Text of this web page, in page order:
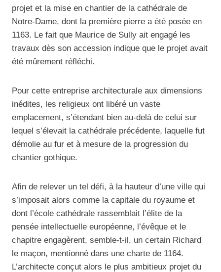
projet et la mise en chantier de la cathédrale de
Notre-Dame, dont la première pierre a été posée en
1163. Le fait que Maurice de Sully ait engagé les
travaux dès son accession indique que le projet avait
été mûrement réfléchi.
Pour cette entreprise architecturale aux dimensions
inédites, les religieux ont libéré un vaste
emplacement, s’étendant bien au-delà de celui sur
lequel s’élevait la cathédrale précédente, laquelle fut
démolie au fur et à mesure de la progression du
chantier gothique.
Afin de relever un tel défi, à la hauteur d’une ville qui
s’imposait alors comme la capitale du royaume et
dont l’école cathédrale rassemblait l’élite de la
pensée intellectuelle européenne, l’évêque et le
chapitre engagèrent, semble-t-il, un certain Richard
le maçon, mentionné dans une charte de 1164.
L’architecte conçut alors le plus ambitieux projet du